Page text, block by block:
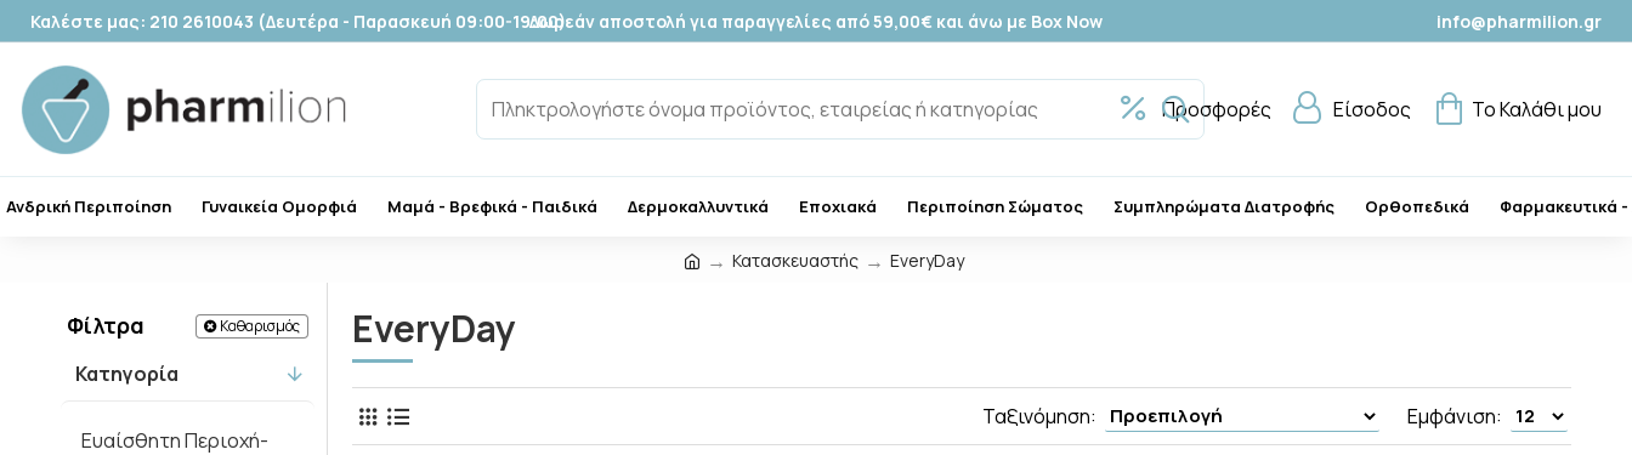
Καλέστε μας: 210 2610043 (Δευτέρα - Παρασκευή 09:00-19:00)Δωρεάν αποστολή για παραγγελίες από 59,00€ και άνω με Box Now info@pharmilion.gr
Προσφορές Είσοδος Το Καλάθι μου
Ανδρική Περιποίηση Γυναικεία Ομορφιά Μαμά - Βρεφικά - Παιδικά Δερμοκαλλυντικά Εποχιακά Περιποίηση Σώματος Συμπληρώματα Διατροφής Ορθοπεδικά Φαρμακευτικά -
Κατασκευαστής EveryDay
Φίλτρα Καθαρισμός
Κατηγορία
Ευαίσθητη Περιοχή-
EveryDay
Ταξινόμηση: Εμφάνιση: